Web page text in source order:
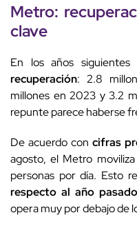
Metro:
clave
En los años
recuperación: 2.8
millones en 2023 y 3.2
repunte parece haberse
De acuerdo con cifras
agosto, el Metro
personas por día. Esto
respecto al año pasado
opera muy por debajo de